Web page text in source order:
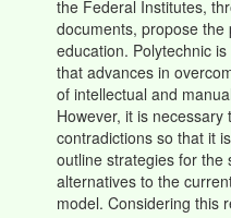
the Federal Institutes,
documents, propose the
education. Polytechnic
that advances in
of intellectual and
However, it is necessary
contradictions so that it
outline strategies for the
alternatives to the
model. Considering this